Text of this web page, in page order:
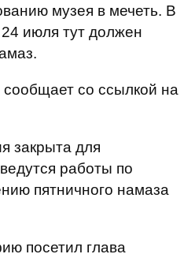
музея в мечеть. В
июля тут должен
сообщает со ссылкой на
закрыта для
работы по
пятничного намаза
посетил глава